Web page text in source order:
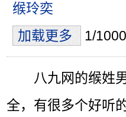
缑玲奕
加载更多
1/
八九网的缑姓
全，有很多个好听